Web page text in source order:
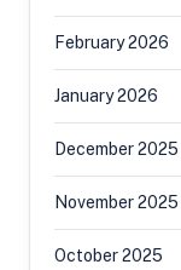
February 2026
January 2026
December 2025
November 2025
October 2025